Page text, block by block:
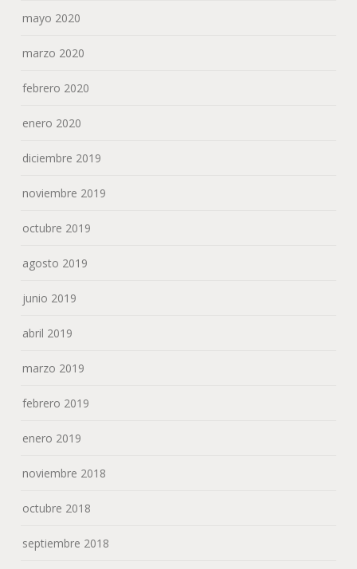
mayo 2020
marzo 2020
febrero 2020
enero 2020
diciembre 2019
noviembre 2019
octubre 2019
agosto 2019
junio 2019
abril 2019
marzo 2019
febrero 2019
enero 2019
noviembre 2018
octubre 2018
septiembre 2018